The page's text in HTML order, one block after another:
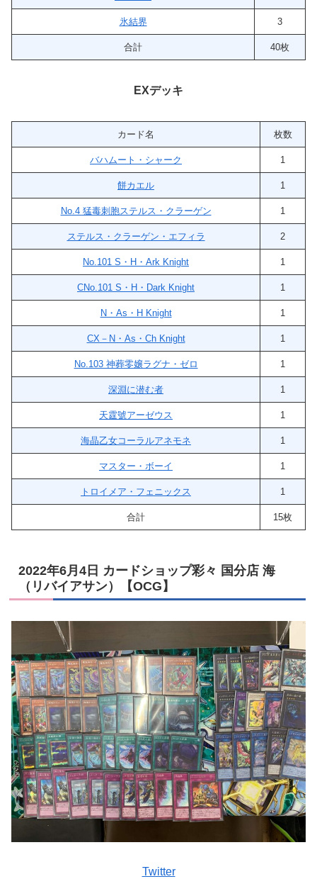
氷結界 3
合計 40枚
EXデッキ
カード名 枚数
バハムート・シャーク 1
餅カエル 1
No.4 猛毒刺胞ステルス・クラーゲン 1
ステルス・クラーゲン・エフィラ 2
No.101 S・H・Ark Knight 1
CNo.101 S・H・Dark Knight 1
N・As・H Knight 1
CX－N・As・Ch Knight 1
No.103 神葬零嬢ラグナ・ゼロ 1
深淵に潜む者 1
天霆號アーゼウス 1
海晶乙女コーラルアネモネ 1
マスター・ボーイ 1
トロイメア・フェニックス 1
合計 15枚
2022年6月4日 カードショップ彩々 国分店 海
（リバイアサン）【OCG】
Twitter